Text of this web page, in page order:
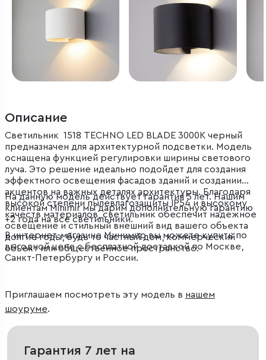
Описание
Светильник 1518 TECHNO LED BLADE 3000K черный
предназначен для архитектурной подсветки. Модель
оснащена функцией регулировки ширины светового
луча. Это решение идеально подойдет для создания
эффектного освещения фасадов зданий и создании
акцентов на важных деталях архитектуры. Благодаря
высокой степени пылевлагозащиты IP54 и высокому
качеств материалов, светильник обеспечит надежное
освещение и стильный внешний вид вашего объекта
долгие годы, будь то частный дом, коммерческий
объект или общественное пространство.
На данную модель действует гарантия 5 лет. Нашим
клиентам Minimir мы дарим дополнительную гарантию
+2 года на все светильники.
В интернет-магазине Минимир вы можете купить по
выгодной цене с бесплатной доставкой по Москве,
Санкт-Петербургу и России.
Приглашаем посмотреть эту модель в нашем
шоуруме.
Гарантия 7 лет на